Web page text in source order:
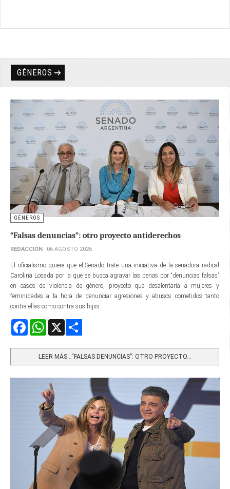
GÉNEROS
GÉNEROS
“Falsas denuncias”: otro proyecto antiderechos
REDACCIÓN 06 AGOSTO 2026
El oficialismo quiere que el Senado trate una iniciativa de la senadora radical
Carolina Losada por la que se busca agravar las penas por “denuncias falsas”
en casos de violencia de género, proyecto que desalentaría a mujeres y
feminidades a la hora de denunciar agresiones y abusos cometidos tanto
contra ellas como contra sus hijxs.
FacebookWhatsApp
LEER MÁS…“FALSAS DENUNCIAS”: OTRO PROYECTO...